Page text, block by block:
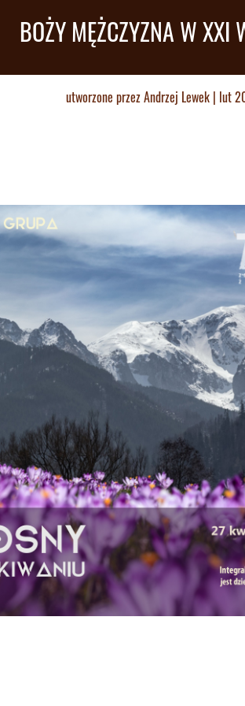
BOŻY MĘŻCZYZNA W XXI
utworzone przezAndrzej Lewek | lut